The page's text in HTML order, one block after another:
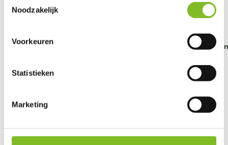
Noodzakelijk
Voorkeuren
Statistieken
Marketing
Liquid Snack
Mansonil All